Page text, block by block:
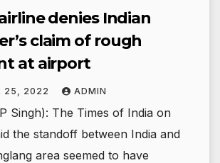
denies Indian
claim of rough
at airport
25, 2022 ADMIN
Singh): The Times of India on
the standoff between India and
area seemed to have